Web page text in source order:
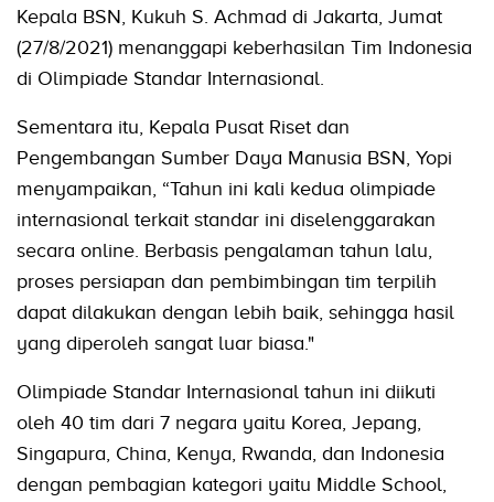
Kepala BSN, Kukuh S. Achmad di Jakarta, Jumat
(27/8/2021) menanggapi keberhasilan Tim Indonesia
di Olimpiade Standar Internasional.
Sementara itu, Kepala Pusat Riset dan
Pengembangan Sumber Daya Manusia BSN, Yopi
menyampaikan, “Tahun ini kali kedua olimpiade
internasional terkait standar ini diselenggarakan
secara online. Berbasis pengalaman tahun lalu,
proses persiapan dan pembimbingan tim terpilih
dapat dilakukan dengan lebih baik, sehingga hasil
yang diperoleh sangat luar biasa."
Olimpiade Standar Internasional tahun ini diikuti
oleh 40 tim dari 7 negara yaitu Korea, Jepang,
Singapura, China, Kenya, Rwanda, dan Indonesia
dengan pembagian kategori yaitu Middle School,